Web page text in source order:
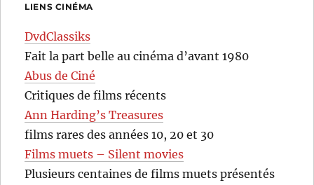
LIENS CINÉMA
DvdClassiks
Fait la part belle au cinéma d’avant 1980
Abus de Ciné
Critiques de films récents
Ann Harding’s Treasures
films rares des années 10, 20 et 30
Films muets – Silent movies
Plusieurs centaines de films muets présentés